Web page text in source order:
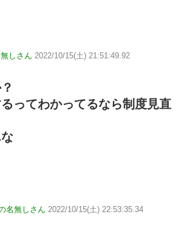
しさん 2022/10/15(土) 21:51:49.92
ってわかってるなら制度見直
名無しさん 2022/10/15(土) 22:53:35.34